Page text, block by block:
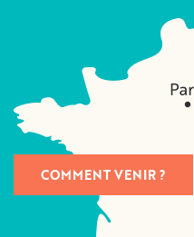
COMMENT VENIR ?